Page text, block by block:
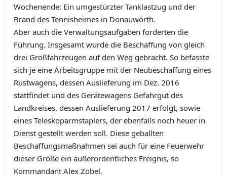
Wochenende: Ein umgestürzter Tanklastzug und der
Brand des Tennisheimes in Donauwörth.
Aber auch die Verwaltungsaufgaben forderten die
Führung. Insgesamt wurde die Beschaffung von gleich
drei Großfahrzeugen auf den Weg gebracht. So befasste
sich je eine Arbeitsgruppe mit der Neubeschaffung eines
Rüstwagens, dessen Auslieferung im Dez. 2016
stattfindet und des Gerätewagens Gefahrgut des
Landkreises, dessen Auslieferung 2017 erfolgt, sowie
eines Teleskoparmstaplers, der ebenfalls noch heuer in
Dienst gestellt werden soll. Diese geballten
Beschaffungsmaßnahmen sei auch für eine Feuerwehr
dieser Größe ein außerordentliches Ereignis, so
Kommandant Alex Zobel.